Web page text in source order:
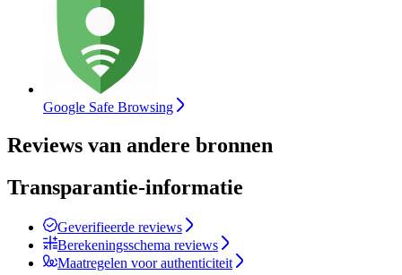
Google Safe Browsing
Reviews van andere bronnen
Transparantie-informatie
Geverifieerde reviews
Berekeningsschema reviews
Maatregelen voor authenticiteit